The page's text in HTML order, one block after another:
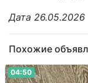
Дата 26.05.2026
Похожие
04:50